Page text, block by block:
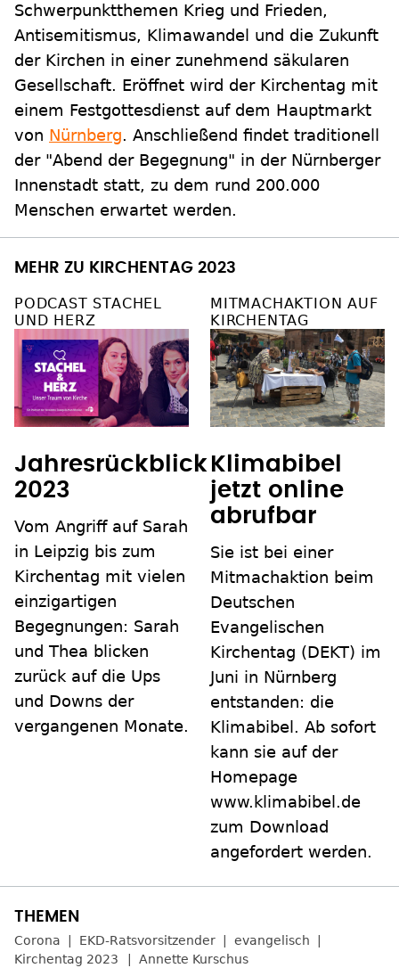
Schwerpunktthemen Krieg und Frieden,
Antisemitismus, Klimawandel und die Zukunft
der Kirchen in einer zunehmend säkularen
Gesellschaft. Eröffnet wird der Kirchentag mit
einem Festgottesdienst auf dem Hauptmarkt
von Nürnberg. Anschließend findet traditionell
der "Abend der Begegnung" in der Nürnberger
Innenstadt statt, zu dem rund 200.000
Menschen erwartet werden.
MEHR ZU KIRCHENTAG 2023
PODCAST STACHEL
UND HERZ
Jahresrückblick
2023
Vom Angriff auf Sarah
in Leipzig bis zum
Kirchentag mit vielen
einzigartigen
Begegnungen: Sarah
und Thea blicken
zurück auf die Ups
und Downs der
vergangenen Monate.
MITMACHAKTION AUF
KIRCHENTAG
Klimabibel
jetzt online
abrufbar
Sie ist bei einer
Mitmachaktion beim
Deutschen
Evangelischen
Kirchentag (DEKT) im
Juni in Nürnberg
entstanden: die
Klimabibel. Ab sofort
kann sie auf der
Homepage
www.klimabibel.de
zum Download
angefordert werden.
Corona EKD-Ratsvorsitzender
evangelisch
Kirchentag 2023
Annette Kurschus